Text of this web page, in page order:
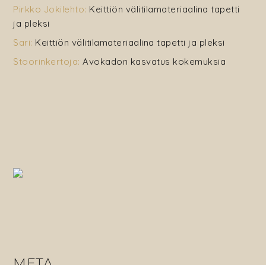
Pirkko Jokilehto: Keittiön välitilamateriaalina tapetti
ja pleksi
Sari: Keittiön välitilamateriaalina tapetti ja pleksi
Stoorinkertoja:Avokadon kasvatus kokemuksia